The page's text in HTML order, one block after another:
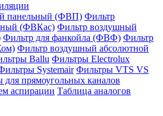
панельный (ФВП) Фильтр
(ФВКас) Фильтр воздушный
Фильтр для фанкойла (ФВФ) Фильтр
Фильтр воздушный абсолютной
Ballu Фильтры Electrolux
Systemair Фильтры VTS VS
для прямоугольных каналов
аспирации Таблица аналогов